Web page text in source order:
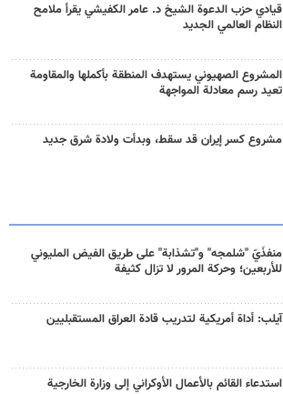
قيادي حزب الدعوة الشيخ د. عامر الكفيشي يقرأ ملامح
النظام العالمي الجديد
المشروع الصهيوني يستهدف المنطقة بأكملها والمقاومة
تعيد رسم معادلة المواجهة
مشروع كسر إيران قد سقط، وبدأت ولادة شرق جديد
منفذَيّ "شلمجه" و"تشذابة" على طريق الفيض المليوني
للأربعين؛ وحركة المرور لا تزال كثيفة
آيلب: أداة أمريكية لتدريب قادة العراق المستقبليين
استدعاء القائم بالأعمال الأوكراني إلى وزارة الخارجية